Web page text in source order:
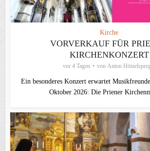
Kirche
VORVERKAUF FÜR
KIRCHENKONZERT
vor 4 Tagen von Anton
Ein besonderes Konzert erwartet
Oktober 2026: Die Priener